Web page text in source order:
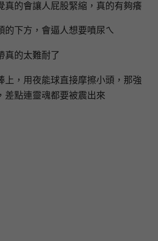
真的會讓人屁股緊縮，真的有夠癢
的下方，會逼人想要噴尿ㄟ
真的太難耐了
上，用夜能球直接摩擦小頭，那強
差點連靈魂都要被震出來